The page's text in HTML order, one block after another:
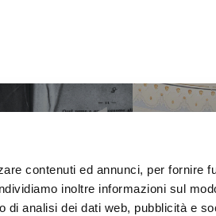
contenuti ed annunci, per fornire
inoltre informazioni sul
di analisi dei dati web, pubblicità e